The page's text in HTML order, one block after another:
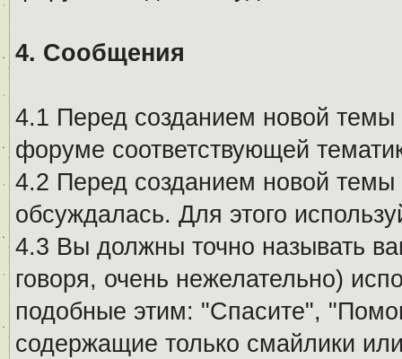
4. Сообщения
4.1 Перед созданием новой темы
форуме соответствующей
4.2 Перед созданием новой
обсуждалась. Для этого
4.3 Вы должны точно называть
говоря, очень нежелательно)
подобные этим: "Спасите",
содержащие только смайлики